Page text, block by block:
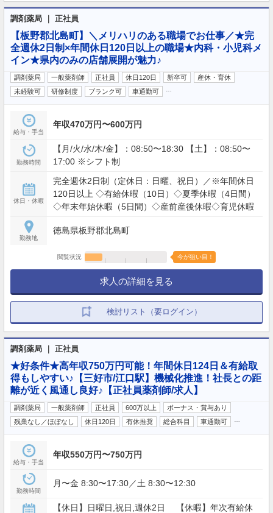
調剤薬局 ｜ 正社員
【板野郡北島町】＼メリハリのある職場でお仕事／★完
全週休2日制×年間休日120日以上の職場★内科・小児科メ
イン★県内のみの店舗展開が魅力♪
調剤薬局 一般薬剤師 正社員 休日120日 新卒可
産休・育休
未経験可
研修制度 ブランク可 車通勤可
給与・手当
年収470万円〜600万円
勤務時間
【月/火/水/木/金】：08:50〜18:30 【土】：08:50〜
17:00 ※シフト制
休日・休暇
完全週休2日制（定休日：日曜、祝日）／※年間休日
120日以上 ◇有給休暇（10日）◇夏季休暇（4日間）
◇年末年始休暇（5日間）◇産前産後休暇◇育児休暇
勤務地
徳島県板野郡北島町
閲覧状況 今が狙い目！
求人の詳細を見る
検討リスト（要ログイン）
調剤薬局 ｜ 正社員
★好条件★高年収750万円可能！年間休日124日＆有給取
得もしやすい♪【三好市/江口駅】機械化推進！社長との距
離が近く風通し良好♪【正社員薬剤師/求人】
調剤薬局 一般薬剤師 正社員 600万以上
ボーナス・賞与あり
残業なし／ほぼなし
休日120日 有休推奨 総合科目 車通勤可
給与・手当
年収550万円〜750万円
勤務時間
月〜金 8:30〜17:30／土 8:30〜12:30
【休日】日曜日,祝日,週休2日 【休暇】年次有給休